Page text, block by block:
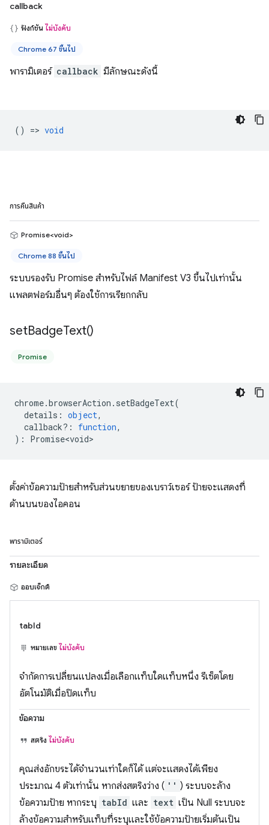
callback
ฟังก์ชัน ไม่บังคับ
Chrome 67 ขึ้นไป
พารามิเตอร์ callback มีลักษณะดังนี้
() => void
การคืนสินค้า
Promise<void>
Chrome 88 ขึ้นไป
ระบบรองรับ Promise สำหรับไฟล์ Manifest V3 ขึ้นไปเท่านั้น
แพลตฟอร์มอื่นๆ ต้องใช้การเรียกกลับ
setBadgeText()
Promise
chrome.browserAction . setBadgeText(
details : object,
callback? : function,
) : Promise<void>
ตั้งค่าข้อความป้ายสำหรับส่วนขยายของเบราว์เซอร์ ป้ายจะแสดงที่
ด้านบนของไอคอน
พารามิเตอร์
รายละเอียด
ออบเจ็กต์
tabId
หมายเลข ไม่บังคับ
จำกัดการเปลี่ยนแปลงเมื่อเลือกแท็บใดแท็บหนึ่ง รีเซ็ตโดย
อัตโนมัติเมื่อปิดแท็บ
ข้อความ
สตริง ไม่บังคับ
คุณส่งอักขระได้จำนวนเท่าใดก็ได้ แต่จะแสดงได้เพียง
ประมาณ 4 ตัวเท่านั้น หากส่งสตริงว่าง ( '' ) ระบบจะล้าง
ข้อความป้าย หากระบุ tabId และ text เป็น Null ระบบจะ
ล้างข้อความสำหรับแท็บที่ระบุและใช้ข้อความป้ายเริ่มต้นเป็น